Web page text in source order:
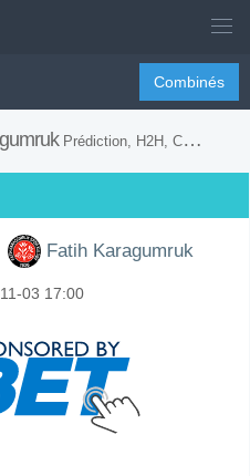
Combinés
Prédiction, H2H, Conseils de Paris et Prévision du Match
Fatih Karagumruk
03 17:00